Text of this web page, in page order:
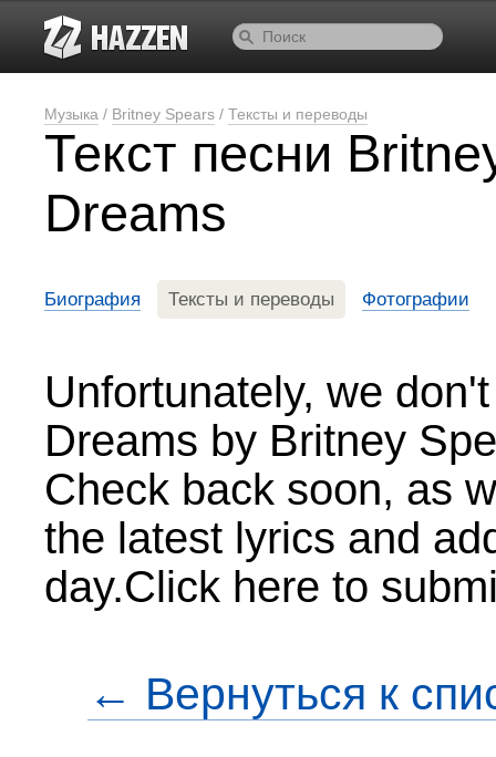
Музыка / Britney Spears / Тексты и переводы
Текст песни
Dreams
Биография Тексты и переводы Фотографии
Unfortunately, we
Dreams by Britney
Check back soon, as
the latest lyrics and
day.Click here to
← Вернуться к